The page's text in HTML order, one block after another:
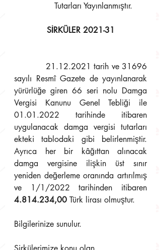
                Tutarları Yayınlanmıştır.
SİRKÜLER 2021-31
sayılı Resmî Gazete de yayınlanarak
yürürlüğe giren 66 seri nolu Damga
Vergisi Kanunu Genel Tebliği ile
01.01.2022 tarihinde itibaren
uygulanacak damga vergisi tutarları
ekteki tablodaki gibi belirlenmiştir.
Ayrıca her bir kâğıttan alınacak
damga vergisine ilişkin üst sınır
yeniden değerleme oranında artırılmış
4.814.234,00 Türk lirası olmuştur.
Bilgilerinize sunulur.